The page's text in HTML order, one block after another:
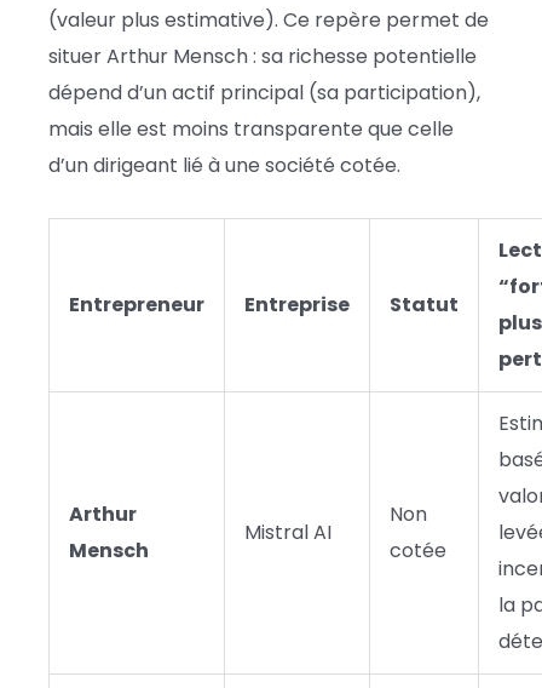
(valeur plus estimative). Ce repère permet de
situer Arthur Mensch : sa richesse potentielle
dépend d’un actif principal (sa participation),
mais elle est moins transparente que celle
d’un dirigeant lié à une société cotée.
Entrepreneur Entreprise Statut
plus
Arthur
Mensch
Mistral AI
Non
cotée
la